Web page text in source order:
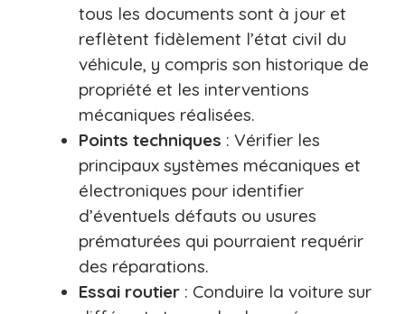
tous les documents sont à jour et
reflètent fidèlement l’état civil du
véhicule, y compris son historique de
propriété et les interventions
mécaniques réalisées.
Points techniques : Vérifier les
principaux systèmes mécaniques et
électroniques pour identifier
d’éventuels défauts ou usures
prématurées qui pourraient requérir
des réparations.
Essai routier : Conduire la voiture sur